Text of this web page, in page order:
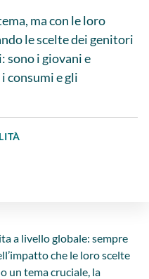
ma con le loro
le scelte dei genitori
sono i giovani e
consumi e gli
a livello globale: sempre
che le loro scelte
un tema cruciale, la